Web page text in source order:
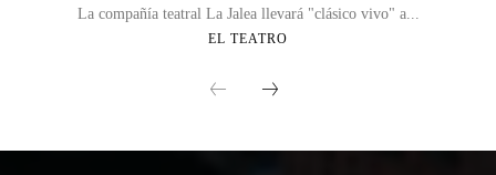
La compañía teatral La Jalea llevará "clásico vivo" a...
EL TEATRO